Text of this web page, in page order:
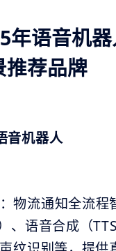
年语音机
推荐品牌
音机器人
物流通知全流程
、语音合成（